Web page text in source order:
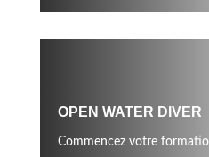
OPEN WATER DIVER
Commencez votre